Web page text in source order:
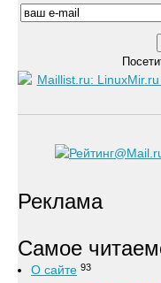
Реклама
Самое
О сайте 93